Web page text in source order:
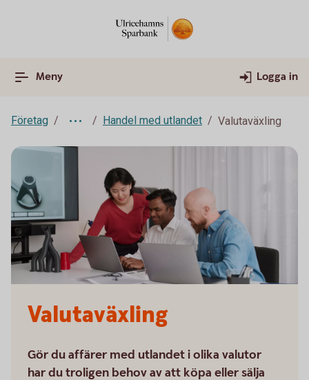
Meny Logga in
Företag Handel med utlandet Valutaväxling
Valutaväxling
Gör du affärer med utlandet i olika valutor
har du troligen behov av att köpa eller sälja